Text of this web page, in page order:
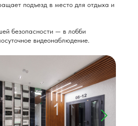
подъезд в место для отдыха и
безопасности — в лобби
видеонаблюдение.